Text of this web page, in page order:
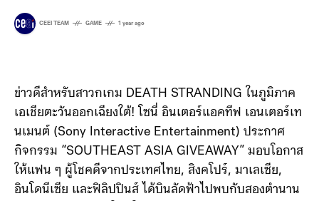
CEEI TEAM GAME 1 year ago
ข่าวดีสำหรับสาวกเกม DEATH STRANDING ในภูมิภาค
เอเชียตะวันออกเฉียงใต้! โซนี่ อินเตอร์แอคทีฟ เอนเตอร์เท
นเมนต์ (Sony Interactive Entertainment) ประกาศ
กิจกรรม “SOUTHEAST ASIA GIVEAWAY” มอบโอกาส
ให้แฟน ๆ ผู้โชคดีจากประเทศไทย, สิงคโปร์, มาเลเซีย,
อินโดนีเซีย และฟิลิปปินส์ ได้บินลัดฟ้าไปพบกับสองตำนาน